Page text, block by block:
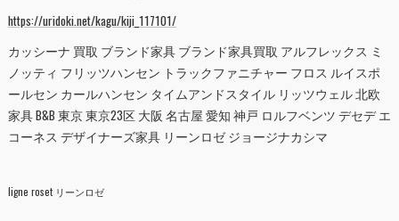
https://uridoki.net/kagu/kiji_117101/
カッシーナ 買取 ブランド家具 ブランド家具買取 アルフレックス ミ
ノッティ フリッツハンセン トラックファニチャー フロス ルイスポ
ールセン カールハンセン タイムアンドスタイル リッツウェル 北欧
家具 B&B 東京 東京23区 大阪 名古屋 愛知 神戸 ロルフベンツ デセデ エ
コーネス デザイナーズ家具 リーンロゼ ジョージナカシマ
ligne roset リーンロゼ